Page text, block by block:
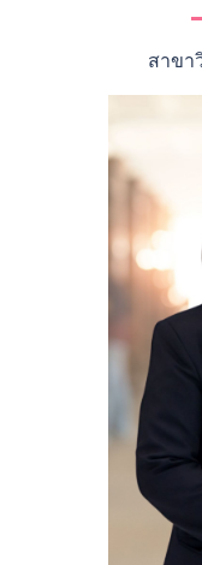
สาขา